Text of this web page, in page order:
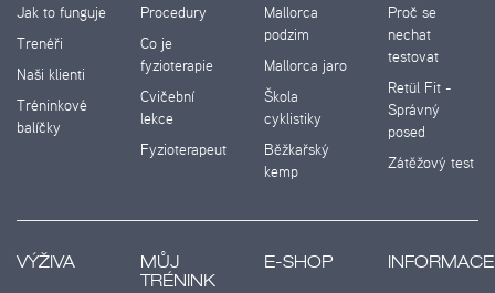
Jak to funguje
Trenéři
Naši klienti
Tréninkové
balíčky
Procedury
Co je
fyzioterapie
Cvičební
lekce
Fyzioterapeut
Mallorca
podzim
Mallorca jaro
Škola
cyklistiky
Běžkařský
kemp
Proč se
nechat
testovat
Retül Fit -
Správný
posed
Zátěžový test
VÝŽIVA
MŮJ
TRÉNINK
E-SHOP INFORMACE